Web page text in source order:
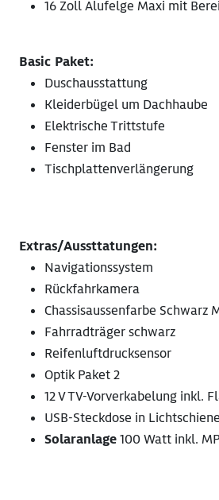
16 Zoll Alufelge Maxi mit
Basic Paket:
Duschausstattung
Kleiderbügel um Dachhaube
Elektrische Trittstufe
Fenster im Bad
Tischplattenverlängerung
Extras/Aussttatungen:
Navigationssystem
Rückfahrkamera
Chassisaussenfarbe Schwarz
Fahrradträger schwarz
Reifenluftdrucksensor
Optik Paket 2
12 V TV-Vorverkabelung inkl.
USB-Steckdose in Lichtschiene
Solaranlage100 Watt inkl.